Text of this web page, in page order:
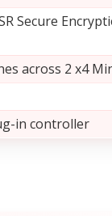
Secure
across 2 x4
in controller